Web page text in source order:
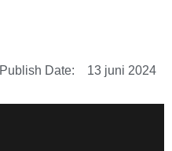
Publish Date: 13 juni 2024